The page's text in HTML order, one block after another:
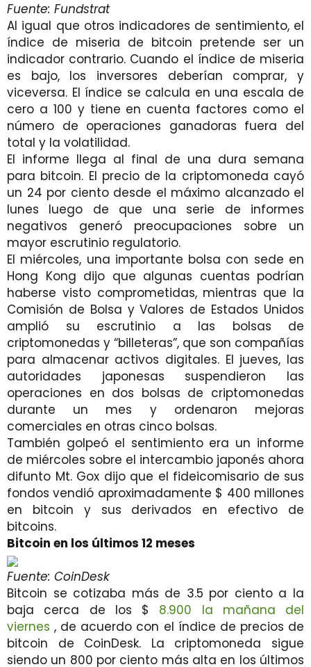
Fuente: Fundstrat
Al igual que otros indicadores de sentimiento, el
índice de miseria de bitcoin pretende ser un
indicador contrario. Cuando el índice de miseria
es bajo, los inversores deberían comprar, y
viceversa. El índice se calcula en una escala de
cero a 100 y tiene en cuenta factores como el
número de operaciones ganadoras fuera del
total y la volatilidad.
El informe llega al final de una dura semana
para bitcoin. El precio de la criptomoneda cayó
un 24 por ciento desde el máximo alcanzado el
lunes luego de que una serie de informes
negativos generó preocupaciones sobre un
mayor escrutinio regulatorio.
El miércoles, una importante bolsa con sede en
Hong Kong dijo que algunas cuentas podrían
haberse visto comprometidas, mientras que la
Comisión de Bolsa y Valores de Estados Unidos
amplió su escrutinio a las bolsas de
criptomonedas y “billeteras”, que son compañías
para almacenar activos digitales. El jueves, las
autoridades japonesas suspendieron las
operaciones en dos bolsas de criptomonedas
durante un mes y ordenaron mejoras
comerciales en otras cinco bolsas.
También golpeó el sentimiento era un informe
de miércoles sobre el intercambio japonés ahora
difunto Mt. Gox dijo que el fideicomisario de sus
fondos vendió aproximadamente $ 400 millones
en bitcoin y sus derivados en efectivo de
bitcoins.
Bitcoin en los últimos 12 meses
Fuente: CoinDesk
Bitcoin se cotizaba más de 3.5 por ciento a la
baja cerca de los $ 8.900 la mañana del
viernes , de acuerdo con el índice de precios de
bitcoin de CoinDesk. La criptomoneda sigue
siendo un 800 por ciento más alta en los últimos